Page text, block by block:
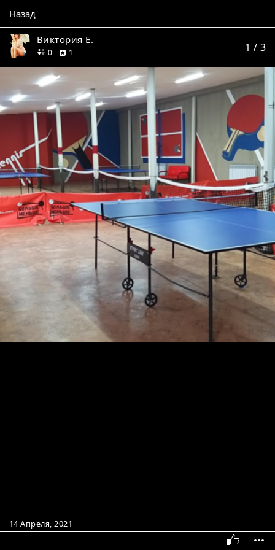
Назад
Виктория Е.
0друзей
1 1 / 3
14 Апреля, 2021